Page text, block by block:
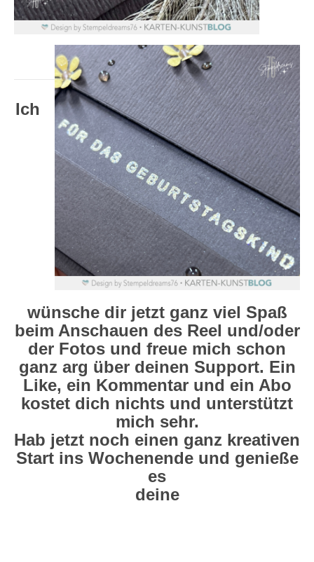
Ich
wünsche dir jetzt ganz viel Spaß
beim Anschauen des Reel und/oder
der Fotos und freue mich schon
ganz arg über deinen Support. Ein
Like, ein Kommentar und ein Abo
kostet dich nichts und unterstützt
mich sehr.
Hab jetzt noch einen ganz kreativen
Start ins Wochenende und genieße
es
deine